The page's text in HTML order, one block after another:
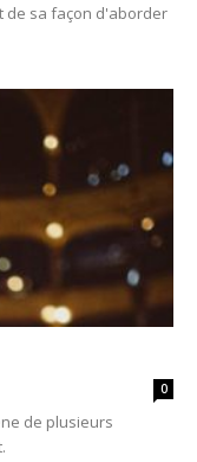
de sa façon d'aborder
0
de plusieurs